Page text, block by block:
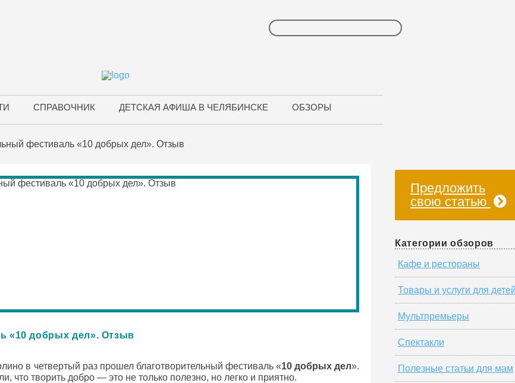
СПРАВОЧНИК ДЕТСКАЯ АФИША В ЧЕЛЯБИНСКЕ ОБЗОРЫ
фестиваль «10 добрых дел». Отзыв
«10 добрых дел». Отзыв
в четвертый раз прошел благотворительный фестиваль «10 добрых дел».
что творить добро — это не только полезно, но легко и приятно.
Предложить
свою статью
Категории обзоров
Кафе и рестораны
Товары и услуги для
Мультпремьеры
Спектакли
Полезные статьи для мам